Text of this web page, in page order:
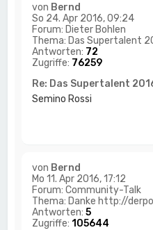
von Bernd
So 24. Apr 2016, 09:24
Forum: Dieter Bohlen
Thema: Das Supertalent
Antworten: 72
Zugriffe: 76259
Re: Das Supertalent
Semino Rossi
von Bernd
Mo 11. Apr 2016, 17:12
Forum:Community-Talk
Thema: Danke http://
Antworten:5
Zugriffe:105644